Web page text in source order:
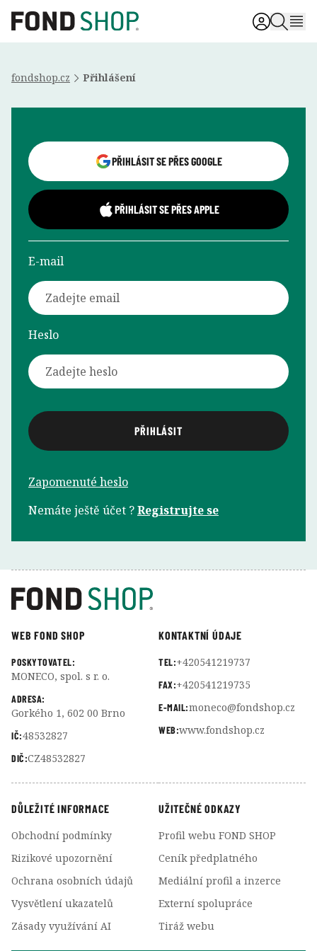
fondshop.cz Přihlášení
PŘIHLÁSIT SE PŘES GOOGLE
PŘIHLÁSIT SE PŘES APPLE
E-mail
Heslo
Zapomenuté heslo
Nemáte ještě účet ?Registrujte se
WEB FOND SHOP
POSKYTOVATEL:
MONECO, spol. s r. o.
ADRESA:
Gorkého 1, 602 00 Brno
IČ:48532827
DIČ:CZ48532827
KONTAKTNÍ ÚDAJE
TEL:+420541219737
FAX:+420541219735
E-MAIL:moneco@fondshop.cz
WEB:www.fondshop.cz
DŮLEŽITÉ INFORMACE
Obchodní podmínky
Rizikové upozornění
Ochrana osobních údajů
Vysvětlení ukazatelů
Zásady využívání AI
UŽITEČNÉ ODKAZY
Profil webu FOND SHOP
Ceník předplatného
Mediální profil a inzerce
Externí spolupráce
Tiráž webu